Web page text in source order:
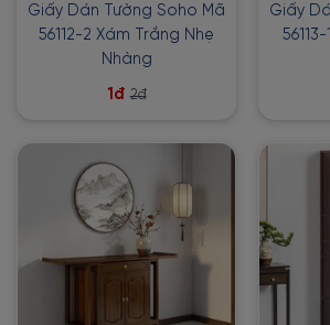
Giấy Dán Tường Soho Mã
56112-2 Xám Trắng Nhẹ
Nhàng
1đ 2đ
Giấy